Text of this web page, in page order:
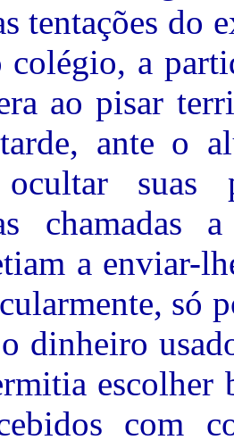
tentações do
colégio, a
ao pisar
ante o
suas
chamadas
a enviar-
só
dinheiro
escolher
com